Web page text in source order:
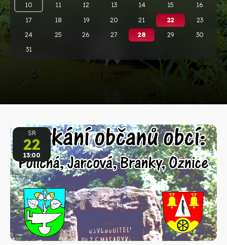
10
11 12 13 14 15
16
17
18 19 20 21 22
23
24
25 26 27 28 29
30
31
SR
22
13:00